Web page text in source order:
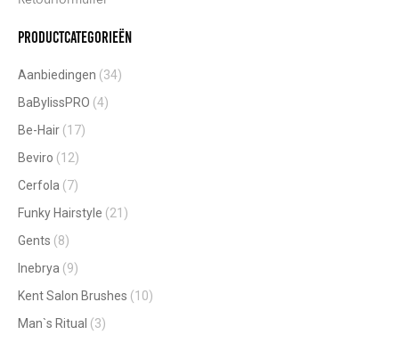
Productcategorieën
Aanbiedingen (34)
BaBylissPRO (4)
Be-Hair (17)
Beviro (12)
Cerfola (7)
Funky Hairstyle (21)
Gents (8)
Inebrya (9)
Kent Salon Brushes (10)
Man`s Ritual (3)